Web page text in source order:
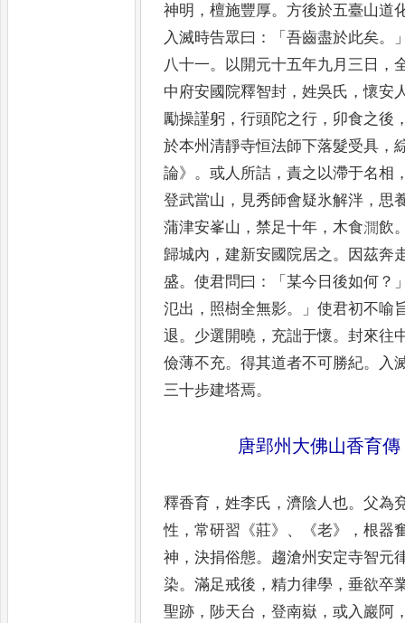
神明 ，檀施豐厚。方後於五臺山道
入滅時告眾曰 ：「吾齒盡於此矣。
八十一。 以開元十五年九月三日 ，
中府安國院釋智封 ，姓吳氏 ，懷安
勵操謹躬 ，行頭陀之行 ， 卯食之後
於本州清靜寺恒法師下落髮受具 ，
論》。或人所詰 ，責之以滯于名相
登武當山 ， 見秀師會疑氷解泮 ，思
蒲津安峯山 ，禁足十年 ，木食㵎飲
歸城內 ，建新安國院居之。
因茲奔
盛。使君問曰 ：「某今日後如何 ？
氾出 ， 照樹全無影。」使君初不喻
退。 少選開曉 ， 充詘于懷。封來往
儉薄不充。得其道者不可勝紀。
入
三十步建塔焉。
唐郢州大佛山香育傳
釋香育 ，姓李氏 ，濟陰人也。父為
性 ，常研習 《莊》、《老》，根器
神 ，決捐俗態。 趨滄州安定寺智元
染。滿足戒後 ，精力律學 ，垂欲卒
聖跡 ， 陟天台 ，登南嶽 ，或入巖阿